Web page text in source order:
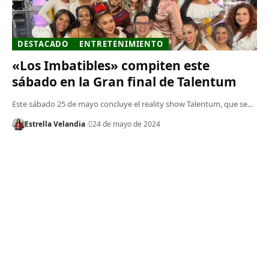
DESTACADO ENTRETENIMIENTO
«Los Imbatibles» compiten este
sábado en la Gran final de Talentum
Este sábado 25 de mayo concluye el reality show Talentum, que se…
Estrella Velandia 24 de mayo de 2024